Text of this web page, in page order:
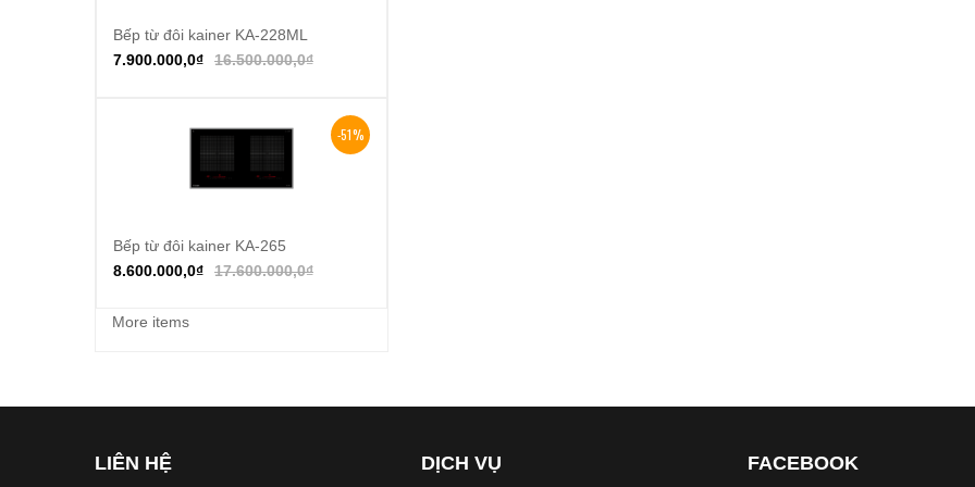
Thêm vào giỏ hàng
Bếp từ đôi kainer KA-228ML
16.500.000,0₫
7.900.000,0₫
-51%
Thêm vào giỏ hàng
Bếp từ đôi kainer KA-265
17.600.000,0₫
8.600.000,0₫
More items
LIÊN HỆ DỊCH VỤ FACEBOOK